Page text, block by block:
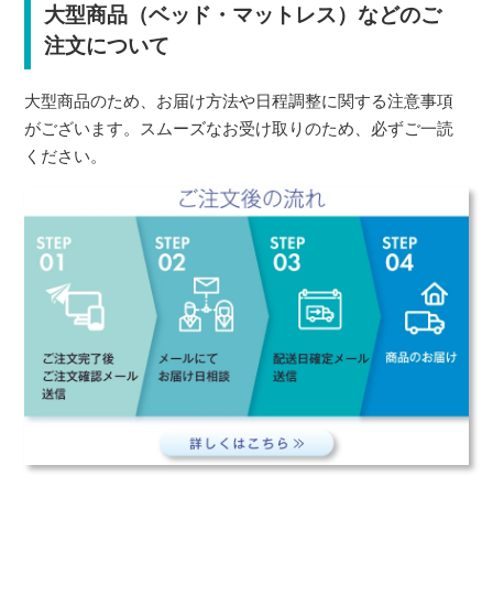
大型商品（ベッド・マットレス）などのご
注文について
大型商品のため、お届け方法や日程調整に関する注意事項
がございます。スムーズなお受け取りのため、必ずご一読
ください。